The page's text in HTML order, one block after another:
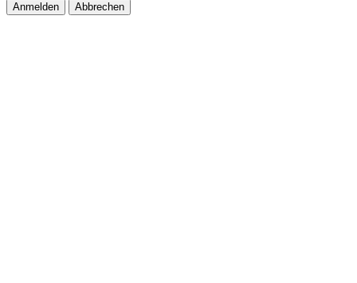
Anmelden Abbrechen